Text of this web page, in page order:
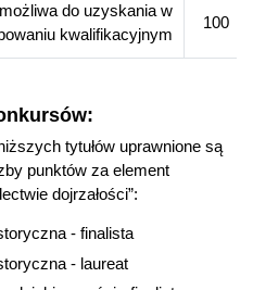
szybko rozwijającej się
przygotowuje do studiów II
do uzyskania w
kwalifikacyjnym
100
tytułów uprawnione są
punktów za element
dojrzałości”:
- finalista
- laureat